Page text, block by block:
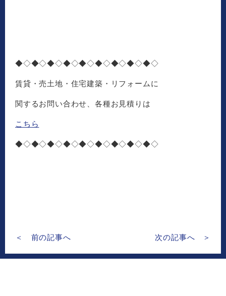
◆◇◆◇◆◇◆◇◆◇◆◇◆◇◆◇◆◇
賃貸・売土地・住宅建築・リフォームに
関するお問い合わせ、各種お見積りは
こちら
◆◇◆◇◆◇◆◇◆◇◆◇◆◇◆◇◆◇
＜ 前の記事へ 次の記事へ ＞